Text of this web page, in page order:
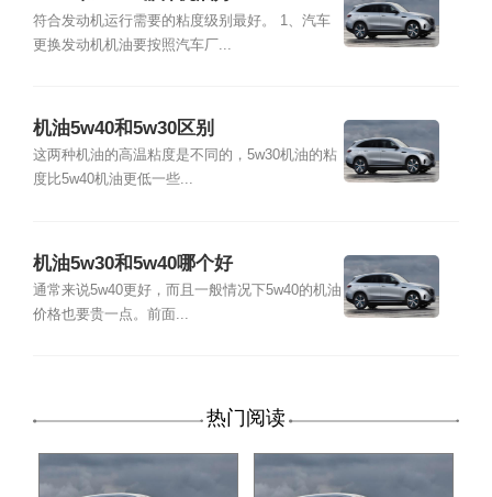
符合发动机运行需要的粘度级别最好。 1、汽车
更换发动机机油要按照汽车厂...
机油5w40和5w30区别
这两种机油的高温粘度是不同的，5w30机油的粘
度比5w40机油更低一些...
机油5w30和5w40哪个好
通常来说5w40更好，而且一般情况下5w40的机油
价格也要贵一点。前面...
热门阅读